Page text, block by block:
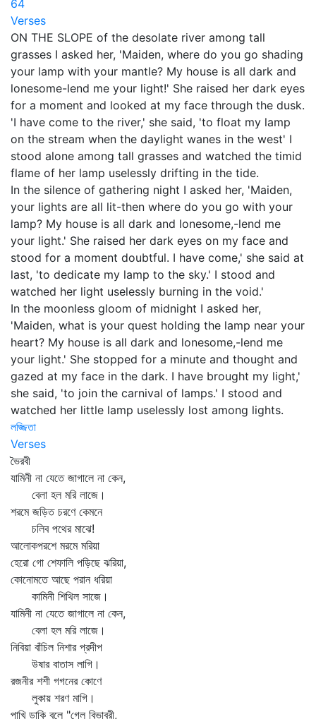
64
Verses
ON THE SLOPE of the desolate river among tall
grasses I asked her, 'Maiden, where do you go shading
your lamp with your mantle? My house is all dark and
lonesome-lend me your light!' She raised her dark eyes
for a moment and looked at my face through the dusk.
'I have come to the river,' she said, 'to float my lamp
on the stream when the daylight wanes in the west' I
stood alone among tall grasses and watched the timid
flame of her lamp uselessly drifting in the tide.
In the silence of gathering night I asked her, 'Maiden,
your lights are all lit-then where do you go with your
lamp? My house is all dark and lonesome,-lend me
your light.' She raised her dark eyes on my face and
stood for a moment doubtful. I have come,' she said at
last, 'to dedicate my lamp to the sky.' I stood and
watched her light uselessly burning in the void.'
In the moonless gloom of midnight I asked her,
'Maiden, what is your quest holding the lamp near your
heart? My house is all dark and lonesome,-lend me
your light.' She stopped for a minute and thought and
gazed at my face in the dark. I have brought my light,'
she said, 'to join the carnival of lamps.' I stood and
watched her little lamp uselessly lost among lights.
লজ্জিতা
Verses
ভৈরবী
যামিনী না যেতে জাগালে না কেন,
বেলা হল মরি লাজে।
শরমে জড়িত চরণে কেমনে
চলিব পথের মাঝে!
আলোকপরশে মরমে মরিয়া
হেরো গো শেফালি পড়িছে ঝরিয়া,
কোনোমতে আছে পরান ধরিয়া
কামিনী শিথিল সাজে।
যামিনী না যেতে জাগালে না কেন,
বেলা হল মরি লাজে।
নিবিয়া বাঁচিল নিশার প্রদীপ
উষার বাতাস লাগি।
রজনীর শশী গগনের কোণে
লুকায় শরণ মাগি।
পাখি ডাকি বলে "গেল বিভাবরী,